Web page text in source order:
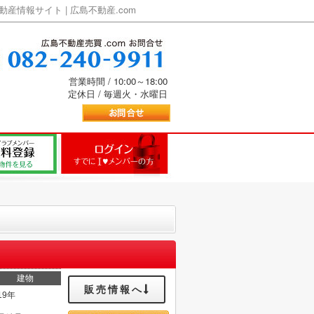
産情報サイト | 広島不動産.com
営業時間 / 10:00～18:00
定休日 / 毎週火・水曜日
建物
年
販売情報へ